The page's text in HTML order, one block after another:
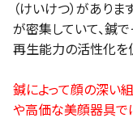
（けいけつ）があり
が密集していて、鍼
再生能力の活性化を
鍼によって顔の深い
や高価な美顔器具で